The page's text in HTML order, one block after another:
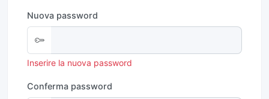
Nuova password
Inserire la nuova password
Conferma password